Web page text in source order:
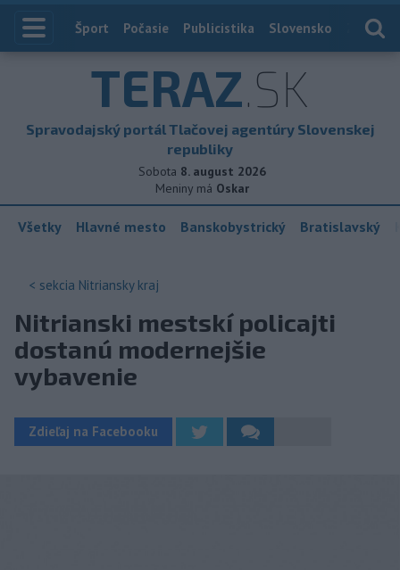
Index
Šport Počasie Publicistika Slovensko
TERAZ.SK
Spravodajský portál Tlačovej agentúry Slovenskej
republiky
Sobota 8. august 2026
Meniny má Oskar
Všetky Hlavné mesto Banskobystrický Bratislavský
< sekcia Nitriansky kraj
Nitrianski mestskí policajti
dostanú modernejšie
vybavenie
Zdieľaj na Facebooku